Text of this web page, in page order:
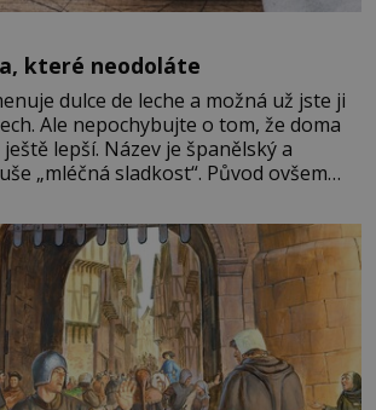
které neodoláte
dulce de leche a možná už jste ji
Ale nepochybujte o tom, že doma
lepší. Název je španělský a
„mléčná sladkost“. Původ ovšem
zemí a k tomu